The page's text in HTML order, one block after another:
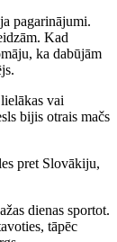
pagarinājumi.
Kad
ka dabūjām
vai
bijis otrais mačs
pret Slovākiju,
dienas sportot.
tāpēc